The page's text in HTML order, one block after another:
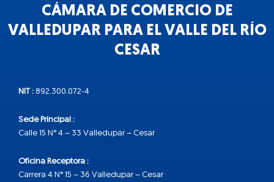
CÁMARA DE COMERCIO DE
VALLEDUPAR PARA EL VALLE DEL RÍO
CESAR
NIT : 892.300.072-4
Sede Principal :
Calle 15 N° 4 – 33 Valledupar – Cesar
Oficina Receptora :
Carrera 4 N° 15 – 36 Valledupar – Cesar